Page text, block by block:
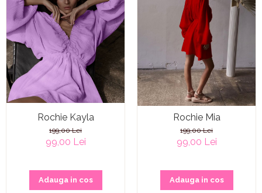
Rochie Kayla
199,00 Lei
99,00 Lei
Adauga in cos
Rochie Mia
199,00 Lei
99,00 Lei
Adauga in cos